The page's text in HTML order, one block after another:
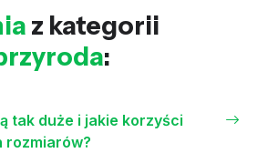
z kategorii
:
tak duże i jakie korzyści
rozmiarów?